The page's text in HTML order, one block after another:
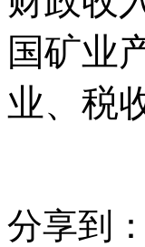
国矿业
业、税
分享到：